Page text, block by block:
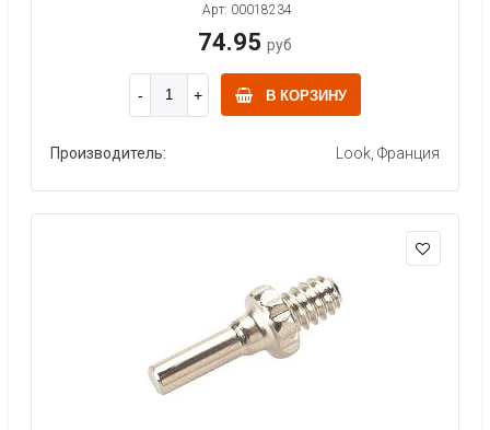
Арт: 00018234
74.95 руб
В КОРЗИНУ
Производитель: Look, Франция